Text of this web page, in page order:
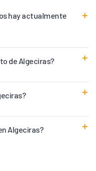
hay actualmente
de Algeciras?
Algeciras?